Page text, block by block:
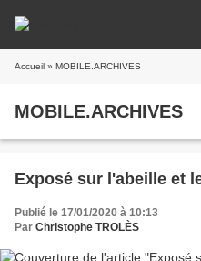
Accueil » MOBILE.ARCHIVES
MOBILE.ARCHIVES
Exposé sur l'abeille et
Publié le 17/01/2020 à 10:13
Par Christophe TROLÈS